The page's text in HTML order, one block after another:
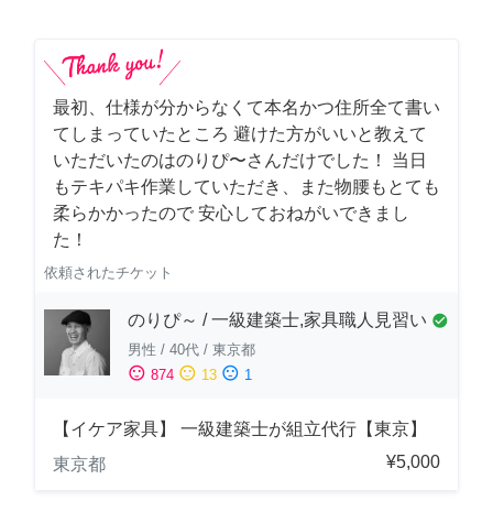
最初、仕様が分からなくて本名かつ住所全て書い
てしまっていたところ 避けた方がいいと教えて
いただいたのはのりぴ〜さんだけでした！ 当日
もテキパキ作業していただき、また物腰もとても
柔らかかったので 安心しておねがいできまし
た！
依頼されたチケット
のりぴ～ / 一級建築士,家具職人見習い check_circle
男性 / 40代 / 東京都
sentiment_satisfied 874 sentiment_neutral 13 sentiment_dissatisfied 1
【イケア家具】 一級建築士が組立代行【東京】
東京都
¥5,000